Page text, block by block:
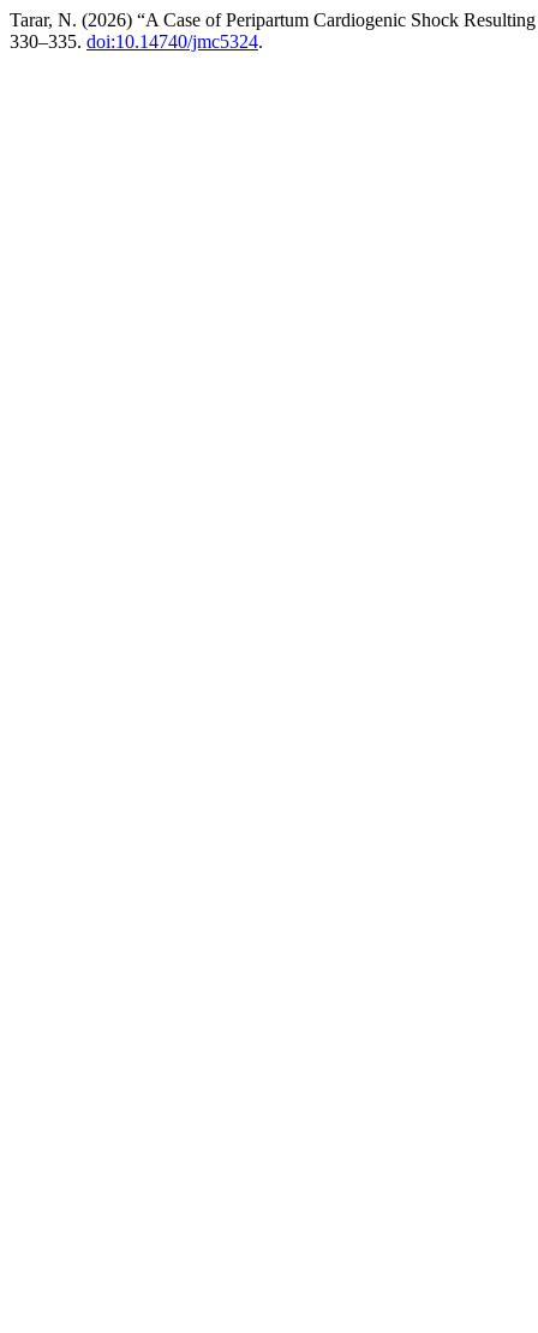
Tarar, N. (2026) “A Case of Peripartum Cardiogenic Shock
330–335. doi:10.14740/jmc5324.